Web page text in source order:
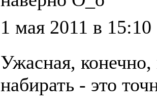
1 мая 2011 в 15:10
Ужасная,
набирать - это